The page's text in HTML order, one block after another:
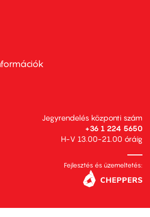
Jegyrendelés központi szám
+36 1 224 5650
H-V 13.00-21.00 óráig
Fejlesztés és üzemeltetés: